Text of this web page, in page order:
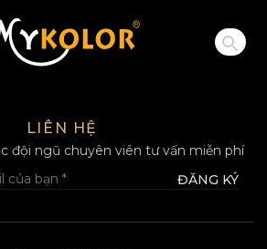
LIÊN HỆ
đội ngũ chuyên viên tư vấn miễn phí
ĐĂNG KÝ